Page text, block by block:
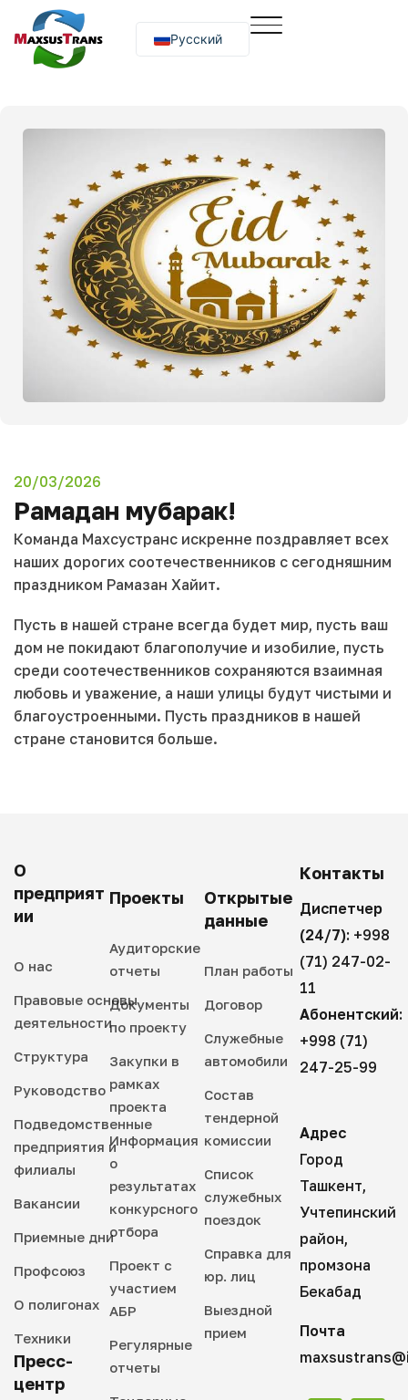
Русский
O‘zbekcha
20/03/2026
Рамадан мубарак!
Команда Махсустранс искренне поздравляет всех
наших дорогих соотечественников с сегодняшним
праздником Рамазан Хайит.
Пусть в нашей стране всегда будет мир, пусть ваш
дом не покидают благополучие и изобилие, пусть
среди соотечественников сохраняются взаимная
любовь и уважение, а наши улицы будут чистыми и
благоустроенными. Пусть праздников в нашей
стране становится больше.
О
предприят
ии
О нас
Правовые основы
деятельности
Структура
Руководство
Подведомственные
предприятия и
филиалы
Вакансии
Приемные дни
Профсоюз
О полигонах
Техники
Пресс-
центр
Проекты
Аудиторские
отчеты
Документы
по проекту
Закупки в
рамках
проекта
Информация
о
результатах
конкурсного
отбора
Проект с
участием
АБР
Регулярные
отчеты
Открытые
данные
План работы
Договор
Служебные
автомобили
Состав
тендерной
комиссии
Список
служебных
поездок
Справка для
юр. лиц
Выездной
прием
Контакты
Диспетчер
(24/7): +998
(71) 247-02-
11
Абонентский:
+998 (71)
247-25-99
Адрес
Город
Ташкент,
Учтепинский
район,
промзона
Бекабад
Почта